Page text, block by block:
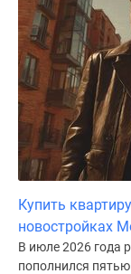
Купить
новостройках
В июле 2026 года
пополнился